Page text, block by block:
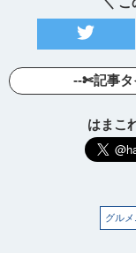
--✄記事
はまこ
グル